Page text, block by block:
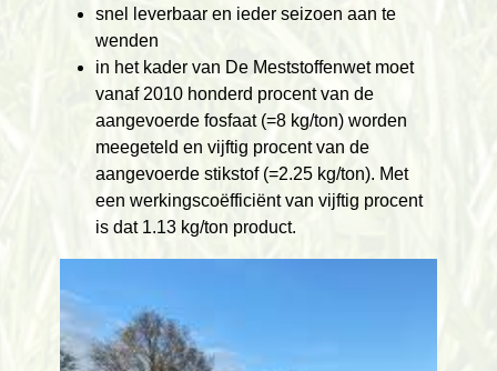
snel leverbaar en ieder seizoen aan te
wenden
in het kader van De Meststoffenwet moet
vanaf 2010 honderd procent van de
aangevoerde fosfaat (=8 kg/ton) worden
meegeteld en vijftig procent van de
aangevoerde stikstof (=2.25 kg/ton). Met
een werkingscoëfficiënt van vijftig procent
is dat 1.13 kg/ton product.